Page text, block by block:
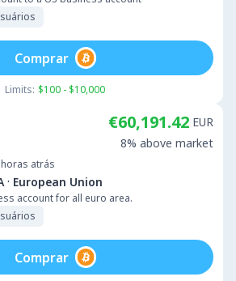
Limits: $100 - $10,000
Comprar
atrás
· European Union
account for all euro area.
€60,191.42 EUR
8% above market
Comprar